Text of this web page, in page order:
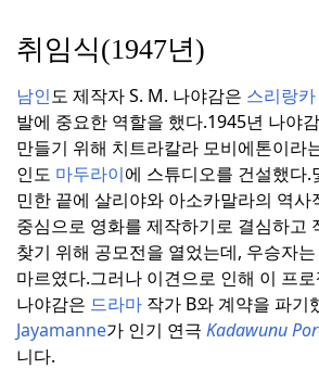
취임식(1947년)
남인도 제작자 S. M. 나야감은 스리랑카
발에 중요한 역할을 했다.1945년 나야
만들기 위해 치트라칼라 모비에톤이라
인도 마두라이에 스튜디오를 건설했다.
민한 끝에 살리야와 아소카말라의 역사
중심으로 영화를 제작하기로 결심하고
찾기 위해 공모전을 열었는데, 우승자
마르였다.그러나 이견으로 인해 이 프
나야감은 드라마 작가 B와 계약을 파기
Jayamanne가 인기 연극 Kadawunu
니다.